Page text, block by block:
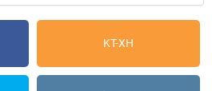
KT-XH